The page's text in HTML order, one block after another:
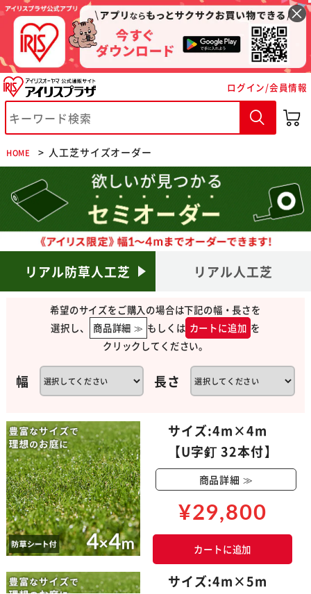
ログイン/会員情報
HOME 人工芝サイズオーダー
リアル防草人工芝 リアル人工芝
希望のサイズをご購入の場合は下記の幅・長さを
選択し、
商品詳細 ≫ もしくは カートに追加 を
クリックしてください。
幅 長さ
サイズ:4m×4m
【U字釘 32本付】
商品詳細 ≫
¥29,800
カートに追加
サイズ:4m×5m
※ご確認ください
カートに入れる